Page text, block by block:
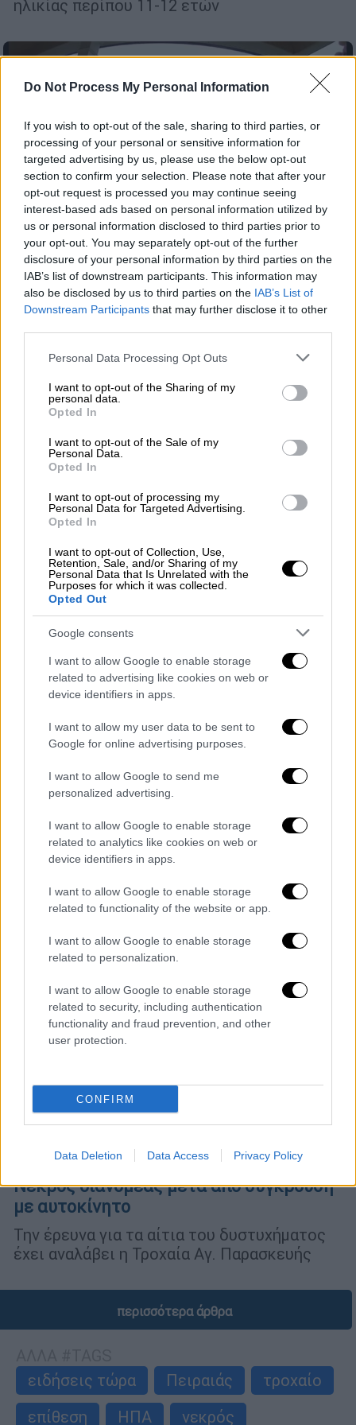
Do Not Process My Personal Information
If you wish to opt-out of the sale, sharing to third parties, or
processing of your personal or sensitive information for
targeted advertising by us, please use the below opt-out
section to confirm your selection. Please note that after your
opt-out request is processed you may continue seeing
interest-based ads based on personal information utilized by
us or personal information disclosed to third parties prior to
your opt-out. You may separately opt-out of the further
disclosure of your personal information by third parties on the
IAB’s list of downstream participants. This information may
also be disclosed by us to third parties on the IAB’s List of
Downstream Participants that may further disclose it to other
Please note that this website/app uses one or more Google
not limited to your visit or usage behaviour. You may click to
grant or deny consent to Google and its third-party tags to
use your data for below specified purposes in below Google
consent section.
Personal Data Processing Opt Outs
I want to opt-out of the Sharing of my
personal data.
Opted In
I want to opt-out of the Sale of my
Personal Data.
Opted In
I want to opt-out of processing my
Personal Data for Targeted Advertising.
Opted In
I want to opt-out of Collection, Use,
Retention, Sale, and/or Sharing of my
Personal Data that Is Unrelated with the
Purposes for which it was collected.
Opted Out
Google consents
I want to allow Google to enable storage
related to advertising like cookies on web or
device identifiers in apps.
I want to allow my user data to be sent to
Google for online advertising purposes.
I want to allow Google to send me
personalized advertising.
I want to allow Google to enable storage
related to analytics like cookies on web or
device identifiers in apps.
I want to allow Google to enable storage
related to functionality of the website or app.
I want to allow Google to enable storage
related to personalization.
I want to allow Google to enable storage
related to security, including authentication
functionality and fraud prevention, and other
user protection.
CONFIRM
Data Deletion Data Access Privacy Policy
ηλικίας περίπου 11-12 ετών
Viral|13.03.2026 15:36
Συνταξιούχος διανομέας έγινε viral στο
δολάρια
«Μας απαλλάσσει από πολλή πίεση… και
κάνει τη ζωή ξανά βιώσιμη» - Το ζευγάρι
αλληλεγγύης
Ελλάδα|25.02.2026 11:24
καυγάς μεταξύ διανομέα και οδηγού που
κατέληξε σε μαχαίρωμα
Οι δύο άνδρες διαπληκτίστηκαν για το
ποιος έχει προτεραιότητα
Θανατηφόρο τροχαίο στο Χαλάνδρι:
Νεκρός διανομέας μετά από σύγκρουση
με αυτοκίνητο
Την έρευνα για τα αίτια του δυστυχήματος
έχει αναλάβει η Τροχαία Αγ. Παρασκευής
περισσότερα άρθρα
ειδήσεις τώρα
Πειραιάς
τροχαίο
επίθεση
ΗΠΑ νεκρός